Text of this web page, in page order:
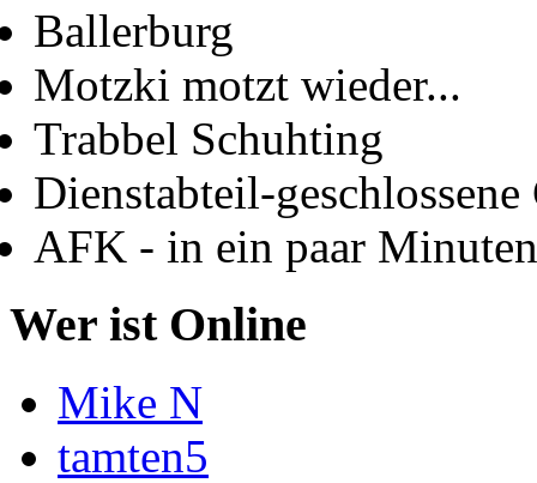
Ballerburg
Motzki motzt wieder...
Trabbel Schuhting
Dienstabteil-geschlossene
AFK - in ein paar
Wer ist Online
Mike N
tamten5